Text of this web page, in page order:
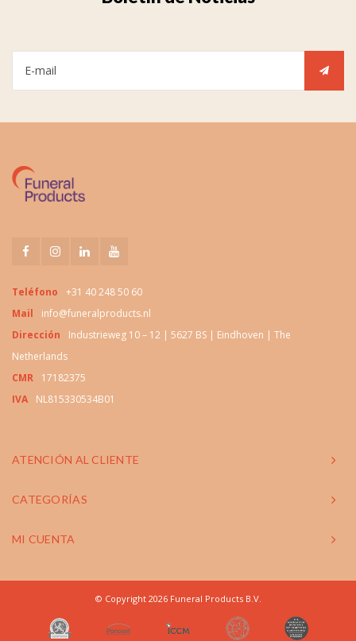
Teléfono
+31 40 248 50 60
Mail
info@funeralproducts.nl
Dirección
Industrieweg 10 – 12 | 5627 BS | Eindhoven | The
Netherlands
CMR
17182375
IVA
NL815330534B01
ATENCIÓN AL CLIENTE
CATEGORÍAS
MI CUENTA
© Copyright 2026 Funeral Products B.V.